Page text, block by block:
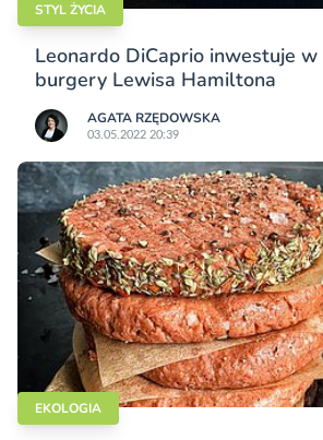
STYL ŻYCIA
Leonardo DiCaprio inwestuje
burgery Lewisa Hamiltona
AGATA RZĘDOWSKA
03.05.2022 20:39
EKOLOGIA